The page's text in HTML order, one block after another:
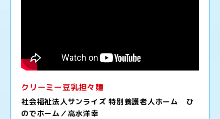
クリーミー豆乳担々麺
社会福祉法人サンライズ 特別養護老人ホーム ひ
のでホーム／高水洋幸